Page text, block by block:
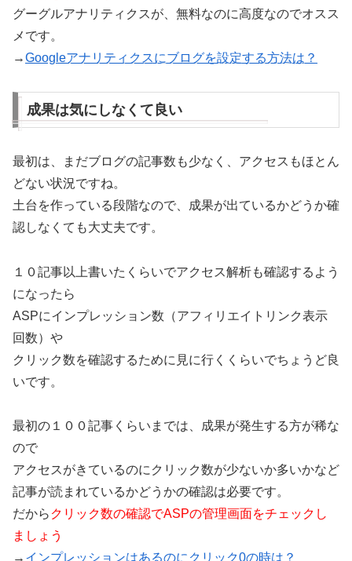
グーグルアナリティクスが、無料なのに高度なのでオスス
メです。
→Googleアナリティクスにブログを設定する方法は？
成果は気にしなくて良い
最初は、まだブログの記事数も少なく、アクセスもほとん
どない状況ですね。
土台を作っている段階なので、成果が出ているかどうか確
認しなくても大丈夫です。
１０記事以上書いたくらいでアクセス解析も確認するよう
になったら
ASPにインプレッション数（アフィリエイトリンク表示
回数）や
クリック数を確認するために見に行くくらいでちょうど良
いです。
最初の１００記事くらいまでは、成果が発生する方が稀な
ので
アクセスがきているのにクリック数が少ないか多いかなど
記事が読まれているかどうかの確認は必要です。
だから クリック数の確認でASPの管理画面をチェックし
ましょう
→ インプレッションはあるのにクリック0の時は？